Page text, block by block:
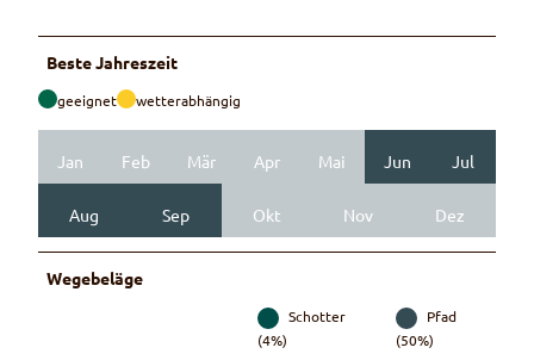
Beste Jahreszeit
geeignet wetterabhängig
Jan Feb Mär Apr Mai Jun Jul
Aug Sep Okt Nov Dez
Wegebeläge
Schotter
(4%)
Pfad
(50%)